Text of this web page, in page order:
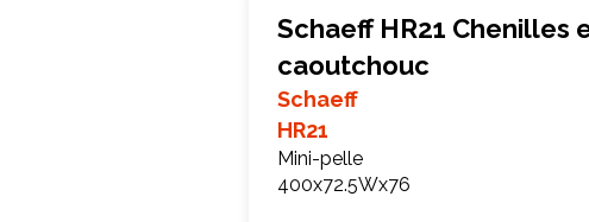
Schaeff HR21 Chenilles
caoutchouc
Schaeff
HR21
Mini-pelle
400x72.5Wx76